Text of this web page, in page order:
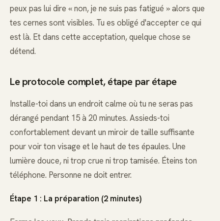
peux pas lui dire « non, je ne suis pas fatigué » alors que
tes cernes sont visibles. Tu es obligé d'accepter ce qui
est là. Et dans cette acceptation, quelque chose se
détend.
Le protocole complet, étape par étape
Installe-toi dans un endroit calme où tu ne seras pas
dérangé pendant 15 à 20 minutes. Assieds-toi
confortablement devant un miroir de taille suffisante
pour voir ton visage et le haut de tes épaules. Une
lumière douce, ni trop crue ni trop tamisée. Éteins ton
téléphone. Personne ne doit entrer.
Étape 1 : La préparation (2 minutes)